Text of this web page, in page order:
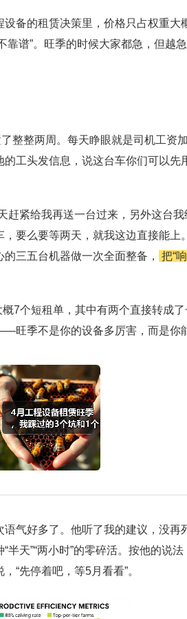
备的租赁决策里，价格只占权重大
靠谱”。旺季的时候大家都急，但越
整整两周。每天睁眼就是司机工资
工头发信息，说这台车你们可以先
赶紧给我再送一台过来，另外这台
要么要等两天，就我这边直接能上
三五台机器做一次全面整备，
把“
7个短租单，其中有两个直接转成
季不是你的设备多厉害，而是你
气好多了。他听了我的建议，没再
天”“两小时”的零碎活。按他的说
“先停着吧，等5月看看”。